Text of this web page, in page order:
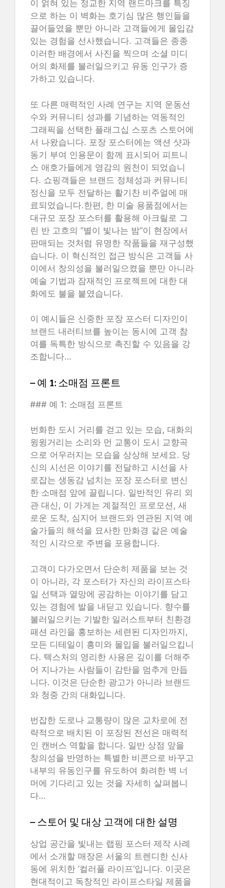
이 얽혀 있는 정교한 지역 랜드마크를 특징
으로 하는 이 벽화는 호기심 많은 행인들을
끌어들였을 뿐만 아니라 고객들에게 몰입감
있는 경험을 선사했습니다. 고객들은 종종
이러한 배경에서 사진을 찍으며 소셜 미디
어의 화제를 불러일으키고 유동 인구가 증
가하고 있습니다.
또 다른 매력적인 사례 연구는 지역 운동선
수와 커뮤니티 성과를 기념하는 역동적인
그래픽을 선택한 플래그십 스포츠 스토어에
서 나왔습니다. 포장 포스터에는 액션 샷과
동기 부여 인용문이 함께 표시되어 피트니
스 애호가들에게 영감의 원천이 되었습니
다. 쇼핑객들은 브랜드 정체성과 커뮤니티
정신을 모두 전달하는 활기찬 비주얼에 매
료되었습니다.한편, 한 미술 용품점에서는
대규모 포장 포스터를 활용해 아크릴로 그
린 반 고흐의 “별이 빛나는 밤”이 현장에서
판매되는 것처럼 유명한 작품들을 재구성했
습니다. 이 혁신적인 접근 방식은 고객들 사
이에서 창의성을 불러일으켰을 뿐만 아니라
예술 기법과 잠재적인 프로젝트에 대한 대
화에도 불을 붙였습니다.
이 예시들은 신중한 포장 포스터 디자인이
브랜드 내러티브를 높이는 동시에 고객 참
여를 독특한 방식으로 촉진할 수 있음을 강
조합니다…
– 예 1: 소매점 프론트
### 예 1: 소매점 프론트
번화한 도시 거리를 걷고 있는 모습, 대화의
윙윙거리는 소리와 먼 교통이 도시 교향곡
으로 어우러지는 모습을 상상해 보세요. 당
신의 시선은 이야기를 전달하고 시선을 사
로잡는 생동감 넘치는 포장 포스터로 변신
한 소매점 앞에 끌립니다. 일반적인 유리 외
관 대신, 이 가게는 계절적인 프로모션, 새
로운 도착, 심지어 브랜드와 연관된 지역 예
술가들의 해석을 묘사한 만화경 같은 예술
적인 시각으로 주변을 포용합니다.
고객이 다가오면서 단순히 제품을 보는 것
이 아니라, 각 포스터가 자신의 라이프스타
일 선택과 열망에 공감하는 이야기를 담고
있는 경험에 발을 내딛고 있습니다. 향수를
불러일으키는 기발한 일러스트부터 친환경
패션 라인을 홍보하는 세련된 디자인까지,
모든 디테일이 흥미와 몰입을 불러일으킵니
다. 텍스처의 영리한 사용은 깊이를 더해주
어 지나가는 사람들이 감탄을 멈추게 만듭
니다. 이것은 단순한 광고가 아니라 브랜드
와 청중 간의 대화입니다.
번잡한 도로나 교통량이 많은 교차로에 전
략적으로 배치된 이 포장된 전선은 매력적
인 캔버스 역할을 합니다. 일반 상점 앞을
창의성을 반영하는 특별한 비콘으로 바꾸고
내부의 유동인구를 유도하여 화려한 벽 너
머에 기다리고 있는 것을 자세히 살펴봅니
다…
– 스토어 및 대상 고객에 대한 설명
상업 공간을 빛내는 랩핑 포스터 제작 사례
에서 소개할 매장은 서울의 트렌디한 신사
동에 위치한 ‘컬러풀 라이프’입니다. 이곳은
현대적이고 독창적인 라이프스타일 제품을